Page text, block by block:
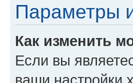
Параметры
Как изменить
Если вы
ваши настройки